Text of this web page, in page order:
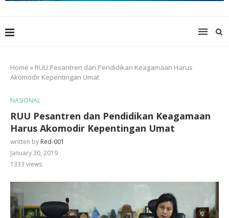
Home » RUU Pesantren dan Pendidikan Keagamaan Harus
Akomodir Kepentingan Umat
NASIONAL
RUU Pesantren dan Pendidikan Keagamaan
Harus Akomodir Kepentingan Umat
written by Red-001
January 30, 2019
1333 views